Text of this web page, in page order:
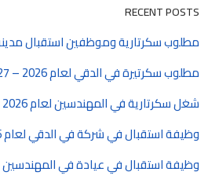
RECENT POSTS
مطلوب سكرتارية وموظفين استقبال مدينة نصر
مطلوب سكرتيرة في الدقي لعام 2026 – 2027
شغل سكرتارية في المهندسين لعام 2026 – 2027
وظيفة استقبال في شركة في الدقي لعام 2026 – 2027
وظيفة استقبال في عيادة في المهندسين لعام